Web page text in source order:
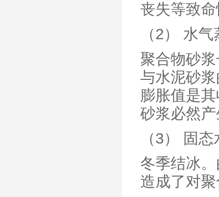
丧失等致
（2） 水
聚合物砂
与水泥砂
膨胀值是
砂浆必然
（3） 固
冬季结冰
造成了对